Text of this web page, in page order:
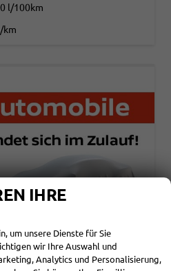
l/100km
km
IHRE
um unsere Dienste für Sie
wir Ihre Auswahl und
Analytics und Personalisierung,